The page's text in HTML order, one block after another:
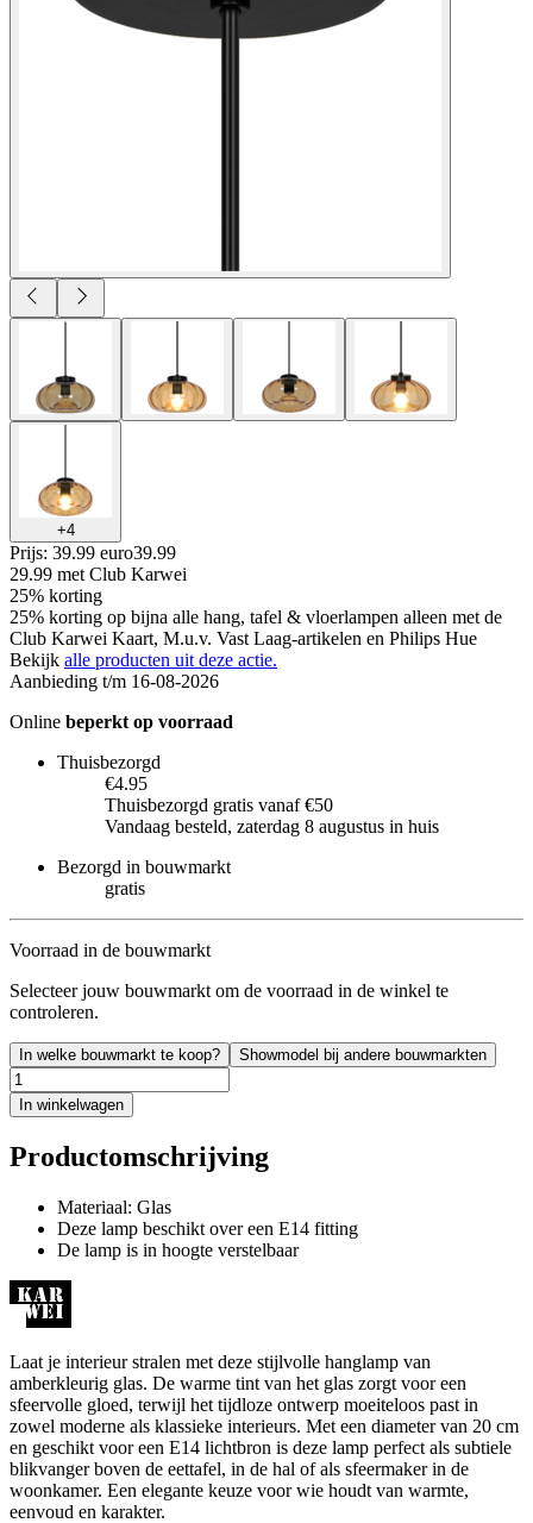
+4
Prijs: 39.99 euro39.99
29.99 met Club Karwei
25% korting
25% korting op bijna alle hang, tafel & vloerlampen alleen met de
Club Karwei Kaart, M.u.v. Vast Laag-artikelen en Philips Hue
Bekijk alle producten uit deze actie.
Aanbieding t/m 16-08-2026
Online beperkt op voorraad
Thuisbezorgd
€4.95
Thuisbezorgd gratis vanaf €50
Vandaag besteld, zaterdag 8 augustus in huis
Bezorgd in bouwmarkt
gratis
Voorraad in de bouwmarkt
Selecteer jouw bouwmarkt om de voorraad in de winkel te
controleren.
In welke bouwmarkt te koop? Showmodel bij andere bouwmarkten
In winkelwagen
Productomschrijving
Materiaal: Glas
Deze lamp beschikt over een E14 fitting
De lamp is in hoogte verstelbaar
Laat je interieur stralen met deze stijlvolle hanglamp van
amberkleurig glas. De warme tint van het glas zorgt voor een
sfeervolle gloed, terwijl het tijdloze ontwerp moeiteloos past in
zowel moderne als klassieke interieurs. Met een diameter van 20 cm
en geschikt voor een E14 lichtbron is deze lamp perfect als subtiele
blikvanger boven de eettafel, in de hal of als sfeermaker in de
woonkamer. Een elegante keuze voor wie houdt van warmte,
eenvoud en karakter.